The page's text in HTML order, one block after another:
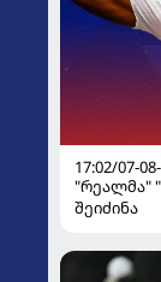
17:02/07-
"რეალმა"
შეიძინა